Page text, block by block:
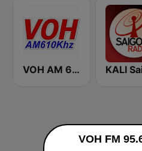
VOH AM 610
VOH FM